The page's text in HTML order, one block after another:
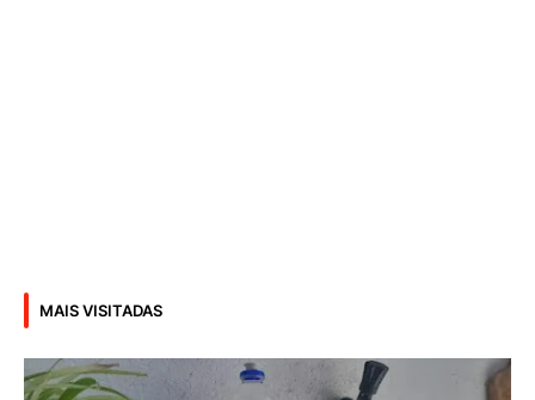
MAIS VISITADAS